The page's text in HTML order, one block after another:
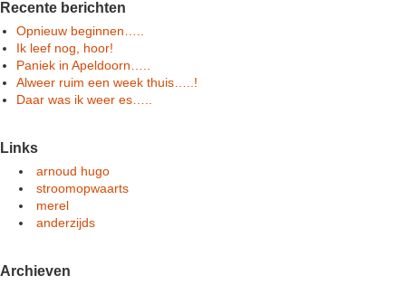
Recente berichten
Opnieuw beginnen…..
Ik leef nog, hoor!
Paniek in Apeldoorn…..
Alweer ruim een week thuis…..!
Daar was ik weer es…..
Links
arnoud hugo
stroomopwaarts
merel
anderzijds
Archieven